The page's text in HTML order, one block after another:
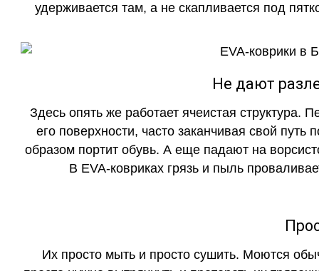
удерживается там, а не скапливается под
Не дают
Здесь опять же работает ячеистая структура.
его поверхности, часто заканчивая свой
образом портит обувь. А еще падают на
В EVA-ковриках грязь и пыль
Их просто мыть и просто сушить. Моются